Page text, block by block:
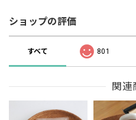
ショップの評価
すべて 801
関連